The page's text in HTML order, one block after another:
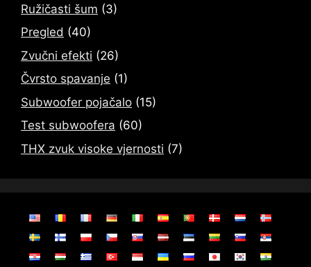
Ružičasti šum (3)
Pregled (40)
Zvučni efekti (26)
Čvrsto spavanje (1)
Subwoofer pojačalo (15)
Test subwoofera (60)
THX zvuk visoke vjernosti (7)